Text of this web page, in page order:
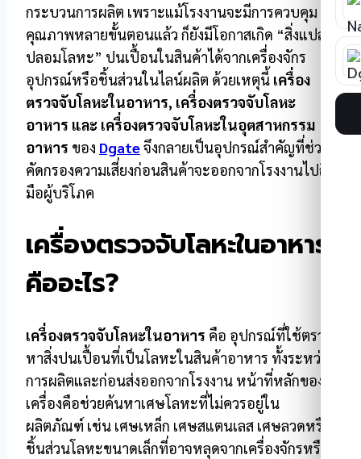
กระบวนการผลิต เพราะแม้โรงงานจะมีการควบคุม
คุณภาพหลายขั้นตอนแล้ว ก็ยังมีโอกาสเกิด “สิ่งแปลก
ปลอมโลหะ” ปนเปื้อนในสินค้าได้จากเครื่องจักร
อุปกรณ์หรือชิ้นส่วนในไลน์ผลิต ด้วยเหตุนี้ เครื่อง
ตรวจจับโลหะในอาหาร, เครื่องตรวจจับโลหะ
อาหาร และ เครื่องตรวจจับโลหะในอุตสาหกรรม
อาหาร ของ Dgateจึงกลายเป็นอุปกรณ์สำคัญที่ช่วย
คัดกรองความเสี่ยงก่อนสินค้าจะออกจากโรงงานไปถึง
มือผู้บริโภค
เครื่องตรวจจับโลหะในอาหาร
คืออะไร?
เครื่องตรวจจับโลหะในอาหาร คือ อุปกรณ์ที่ใช้ตรวจ
หาสิ่งปนเปื้อนที่เป็นโลหะในสินค้าอาหาร ทั้งระหว่าง
การผลิตและก่อนส่งออกจากโรงงาน หน้าที่หลักของ
เครื่องคือช่วยค้นหาเศษโลหะที่ไม่ควรอยู่ใน
ผลิตภัณฑ์ เช่น เศษเหล็ก เศษสแตนเลส เศษลวดหรือ
ชิ้นส่วนโลหะขนาดเล็กที่อาจหลุดจากเครื่องจักรหรือ